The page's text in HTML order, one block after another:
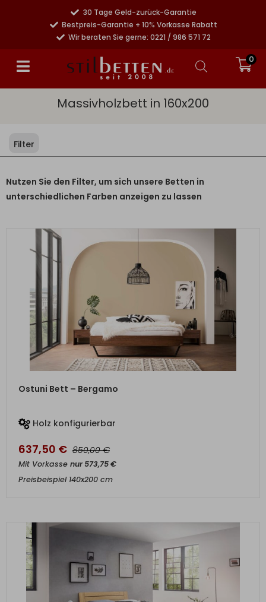
30 Tage Geld-zurück-Garantie
Bestpreis-Garantie + 10% Vorkasse Rabatt
Wir beraten Sie gerne: 0221 / 986 571 72
0
Massivholzbett in 160x200
Filter
Nutzen Sie den Filter, um sich unsere Betten in
unterschiedlichen Farben anzeigen zu lassen
Ostuni Bett – Bergamo
Holz konfigurierbar
637,50 € 850,00€
Mit Vorkasse nur573,75€
Preisbeispiel 140x200 cm